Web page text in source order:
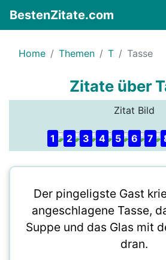
BestenZitate.com
Home Themen T Tasse
Zitate über
Zitat Bild
1 2 3 4 5 6 7
Der pingeligste Gast
angeschlagene Tasse,
Suppe und das Glas mit
dran.